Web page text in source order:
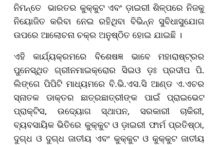
ନିମନ୍ତେ ଭାରତର କୁକ୍କୁଟ ଏବଂ ଡ଼ାଇରୀ ଶିଳ୍ପରେ ନିଜକୁ
ନିୟୋଜିତ କରିବା ନେଇ ରହିଥିବା ବିଭିନ୍ନ ସୁବିଧାସୁଯୋଗ
ଉପରେ ଆଲୋଚନା ଚକ୍ର ଅନୁଷ୍ଠିତ ହୋଇ ଯାଇଛି ।
ଏହି କାର୍ଯ୍ୟକ୍ରମରେ ବିଶେଷଜ୍ଞ ଭାବେ ମହାରାଷ୍ଟ୍ରର
ପୁନେସ୍ଥିତ ଗ୍ରୀନମାଇକ୍ରୋର ସିଇଓ ଡ଼ଃ ପ୍ରଦୀପ ପି.
ଲିଙ୍ଗେ ପିପିଟି ମାଧ୍ୟମରେ ବି.ଭି.ଏସ.ସି ଆଣ୍ଡ ଏ.ଏଚର
ସ୍ନାତକ ଡାକ୍ତର ଛାତ୍ରଛାତ୍ରୀଙ୍କ ପାଇଁ ପ୍ରାଇଭେଟ
ପ୍ରାକ୍‌ଟିସ, ଉଦ୍ୟୋଗ ସ୍ଥାପନ, ସରକାରୀ ଚାକିରୀ,
ବ୍ୟବସାୟିକ ଭିତିରେ କୁକ୍କୁଟ ଓ ଡ଼ାଇରୀ ଫାର୍ମ ପ୍ରତିଷ୍ଠା,
ଦୁଗ୍ଧ ଓ ଦୁଗ୍ଧ ଜାତୀୟ ଏବଂ କୁକ୍କୁଟ ଓ କୁକ୍କୁଟ ଜାତୀୟ